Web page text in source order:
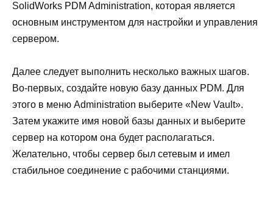
SolidWorks PDM Administration, которая является
основным инструментом для настройки и управления
сервером.
Далее следует выполнить несколько важных шагов.
Во-первых, создайте новую базу данных PDM. Для
этого в меню Administration выберите «New Vault».
Затем укажите имя новой базы данных и выберите
сервер на котором она будет располагаться.
Желательно, чтобы сервер был сетевым и имел
стабильное соединение с рабочими станциями.